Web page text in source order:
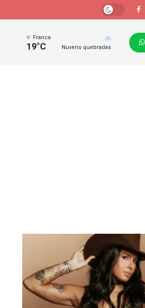
Franca
19°C Nuvens quebradas